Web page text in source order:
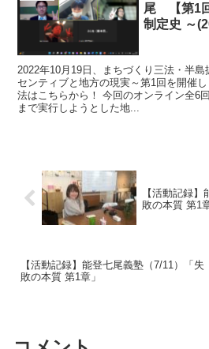
尾 【第1
制定史 ～
2022年10月19日、まちづくり三法・半
センティブと地方の現実～第1回を開催
法はこちらから！ 今回のオンライン全6
まで実行しようとした地...
【活動記録
敗の本質 第1
【活動記録】能登七尾義塾（7/11）「失
敗の本質 第1章」